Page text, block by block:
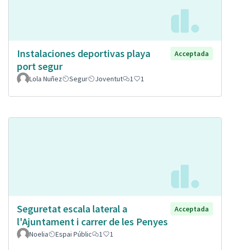
Instalaciones deportivas playa
port segur
Acceptada
Lola Nuñez Segur Joventut 1 1
Seguretat escala lateral a
l'Ajuntament i carrer de les Penyes
Acceptada
Noelia Espai Públic 1 1